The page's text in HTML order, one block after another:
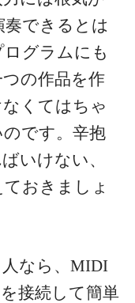
できるとは
グラムにも
の作品を作
くてはちゃ
です。辛抱
いけない、
おきましょ
なら、MIDI
接続して簡単